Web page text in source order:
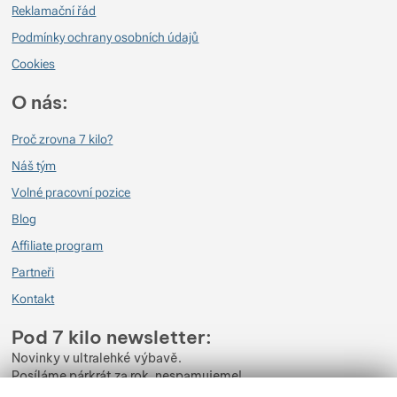
okamžitá oprava
jednoduché použití
Tohle jsem už dlouho hledal. Skvělá věc. Prasknou vám kalhoty? Při mém
poznat, nedře to a nosí se skvěle a jsou ještě pevnější, než nové.
Ověřený zákazník
Reklamační řád
Podmínky ochrany osobních údajů
Cookies
O nás:
Proč zrovna 7 kilo?
Náš tým
Volné pracovní pozice
Blog
Affiliate program
Partneři
Kontakt
Pod 7 kilo newsletter:
Novinky v ultralehké výbavě.
Posíláme párkrát za rok, nespamujeme!